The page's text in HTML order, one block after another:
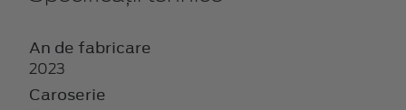
An de fabricare
2023
Caroserie